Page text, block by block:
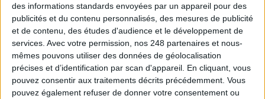
des informations standards envoyées par un appareil pour des
publicités et du contenu personnalisés, des mesures de publicité
et de contenu, des études d'audience et le développement de
services. Avec votre permission, nos 248 partenaires et nous-
mêmes pouvons utiliser des données de géolocalisation
précises et d’identification par scan d'appareil. En cliquant, vous
pouvez consentir aux traitements décrits précédemment. Vous
pouvez également refuser de donner votre consentement ou
Les derniers guides :
IA génératives : cas d’usage et retours d’expérience
Archivage physique et électronique : enjeux, méthodes et
outils